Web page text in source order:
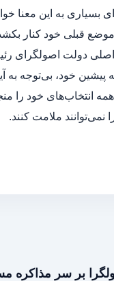
بسیاری به این معنا
قبلی خود کنار
دولت اصولگرای
خود، بی‌توجه به
انتخاب‌های خود را
ملامت کنند.
بر سر